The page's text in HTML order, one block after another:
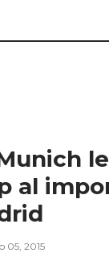
al
05, 2015